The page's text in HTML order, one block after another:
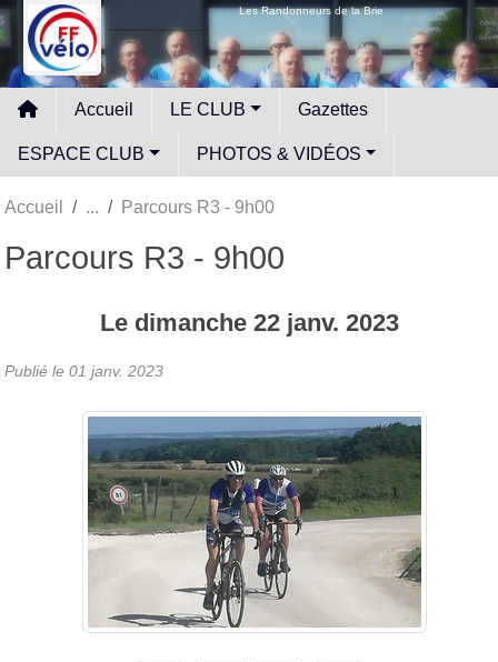
Les Randonneurs de la Brie
Accueil LE CLUB Gazettes
ESPACE CLUB PHOTOS & VIDÉOS
Accueil Parcours R3 - 9h00
Parcours R3 - 9h00
Le dimanche 22 janv. 2023
Publié le 01 janv. 2023
Panneau de gestion des cookies